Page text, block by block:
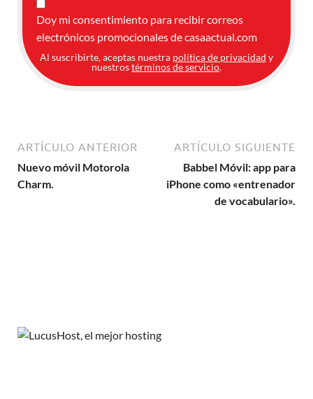
Doy mi consentimiento para recibir correos
electrónicos promocionales de casaactual.com
Al suscribirte, aceptas nuestra política de privacidad y
nuestrostérminos de servicio.
ARTÍCULO ANTERIOR
Nuevo móvil Motorola
Charm.
ARTÍCULO SIGUIENTE
Babbel Móvil: app para
iPhone como «entrenador
de vocabulario».